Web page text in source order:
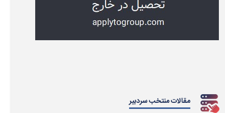
مقالات منتخب سردبیر